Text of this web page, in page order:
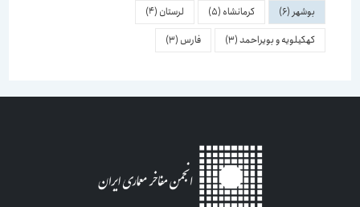
بوشهر(6) کرمانشاه(5) لرستان(4)
کهکیلویه و بویراحمد(3) فارس(3)